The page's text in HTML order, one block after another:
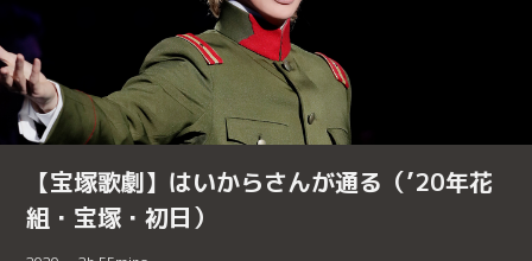
【宝塚歌劇】はいからさんが通る（’20年花
組・宝塚・初日）